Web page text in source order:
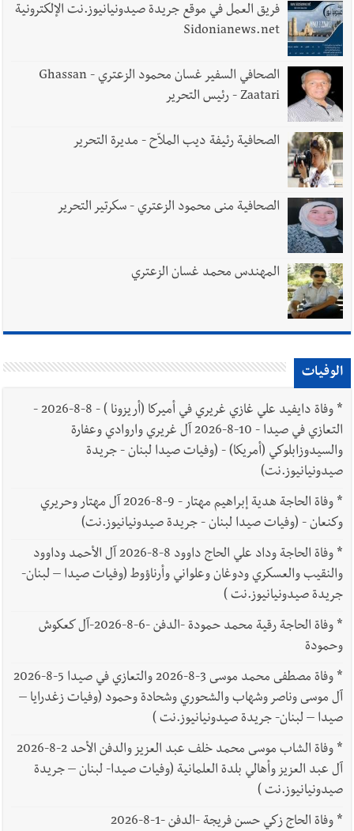
فريق العمل في موقع جريدة صيدونيانيوز.نت الإلكترونية
Sidonianews.net
الصحافي السفير غسان محمود الزعتري - Ghassan
Zaatari - رئيس التحرير
الصحافية رئيفة ديب الملاّح - مديرة التحرير
الصحافية منى محمود الزعتري - سكرتير التحرير
المهندس محمد غسان الزعتري
الوفيات
*
وفاة دايفيد علي غازي غريري في أميركا (أريزونا ) - 8-8-2026 -
التعازي في صيدا - 10-8-2026 آل غريري واروادي وعفارة
والسيدوزابلوكي (أمريكا) - (وفيات صيدا لبنان - جريدة
صيدونيانيوز.نت)
*
وفاة الحاجة هدية إبراهيم مهتار - 9-8-2026 آل مهتار وحريري
وكنعان - (وفيات صيدا لبنان - جريدة صيدونيانيوز.نت)
*
وفاة الحاجة وداد علي الحاج داوود 8-8-2026 آل الأحمد وداوود
والنقيب والعسكري ودوغان وعلواني وأرناؤوط (وفيات صيدا – لبنان-
جريدة صيدونيانيوز.نت )
*
وفاة الحاجة رقية محمد حمودة -الدفن -6-8-2026-آل كعكوش
وحمودة
*
وفاة مصطفى محمد موسى 3-8-2026 والتعازي في صيدا 5-8-2026
آل موسى وناصر وشهاب والشحوري وشحادة وحمود (وفيات زغدرايا –
صيدا – لبنان- جريدة صيدونيانيوز.نت )
*
وفاة الشاب موسى محمد خلف عبد العزيز والدفن الأحد 2-8-2026
آل عبد العزيز وأهالي بلدة العلمانية (وفيات صيدا- لبنان – جريدة
صيدونيانيوز.نت )
*وفاة الحاج زكي حسن فريجة -الدفن -1-8-2026